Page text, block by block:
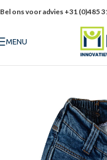
Bel ons voor advies +31 (0)485
MENU